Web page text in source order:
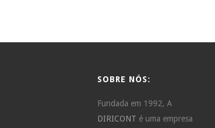
SOBRE NÓS:
Fundada em 1992, A
DIRICONT é uma empresa